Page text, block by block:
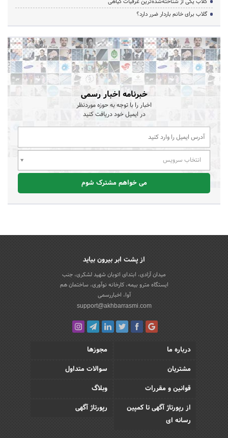
گلاب برای خانم باردار ضرر دارد؟
خبرنامه اخبار رسمی
اخبار را با توجه به حوزه موردنظر
در ایمیل خود دریافت کنید
انتخاب سرویس
می خواهم مشترک شوم
از پشت ابر بیرون بیاید
میدان آزادی، ابتدای اتوبان شهید لشکری، جنب
ایستگاه مترو بیمه، کارخانه نوآوری، ساختمان هم
آوا، اخباررسمی
support@akhbarrasmi.com
درباره ما
مجوزها
مشتریان
سوالات متداول
قوانین و مقررات
وبلاگ
از رپورتاژ آگهی تا کمپین
رسانه ای
رپورتاژ آگهی